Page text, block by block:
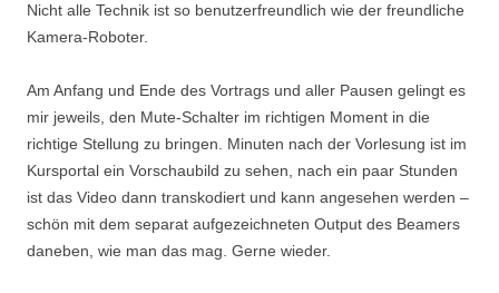
Nicht alle Technik ist so benutzerfreundlich wie der freundliche
Kamera-Roboter.
Am Anfang und Ende des Vortrags und aller Pausen gelingt es
mir jeweils, den Mute-Schalter im richtigen Moment in die
richtige Stellung zu bringen. Minuten nach der Vorlesung ist im
Kursportal ein Vorschaubild zu sehen, nach ein paar Stunden
ist das Video dann transkodiert und kann angesehen werden –
schön mit dem separat aufgezeichneten Output des Beamers
daneben, wie man das mag. Gerne wieder.